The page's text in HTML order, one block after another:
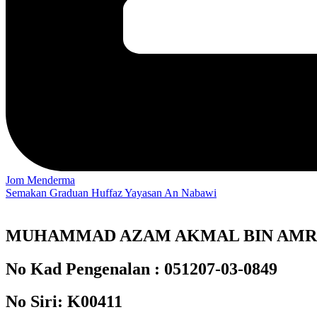
Jom Menderma
Semakan Graduan Huffaz Yayasan An Nabawi
MUHAMMAD AZAM AKMAL BIN
No Kad Pengenalan : 051207-03-0849
No Siri: K00411